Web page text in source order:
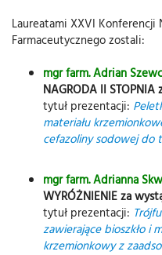
Laureatami XXVI Konferencji
Farmaceutycznego zostali:
mgr farm. Adrian
NAGRODA II
tytuł prezentacji:
materiału
cefazoliny sodowej do
mgr farm. Adrianna
WYRÓŻNIENIE za
tytuł prezentacji:
zawierające bioszkło i
krzemionkowy z